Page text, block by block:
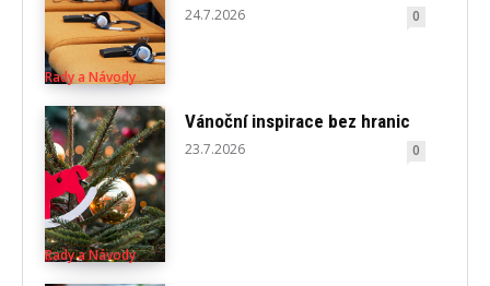
Rady a Návody
24.7.2026 0
Rady a Návody
Vánoční inspirace bez hranic
23.7.2026 0